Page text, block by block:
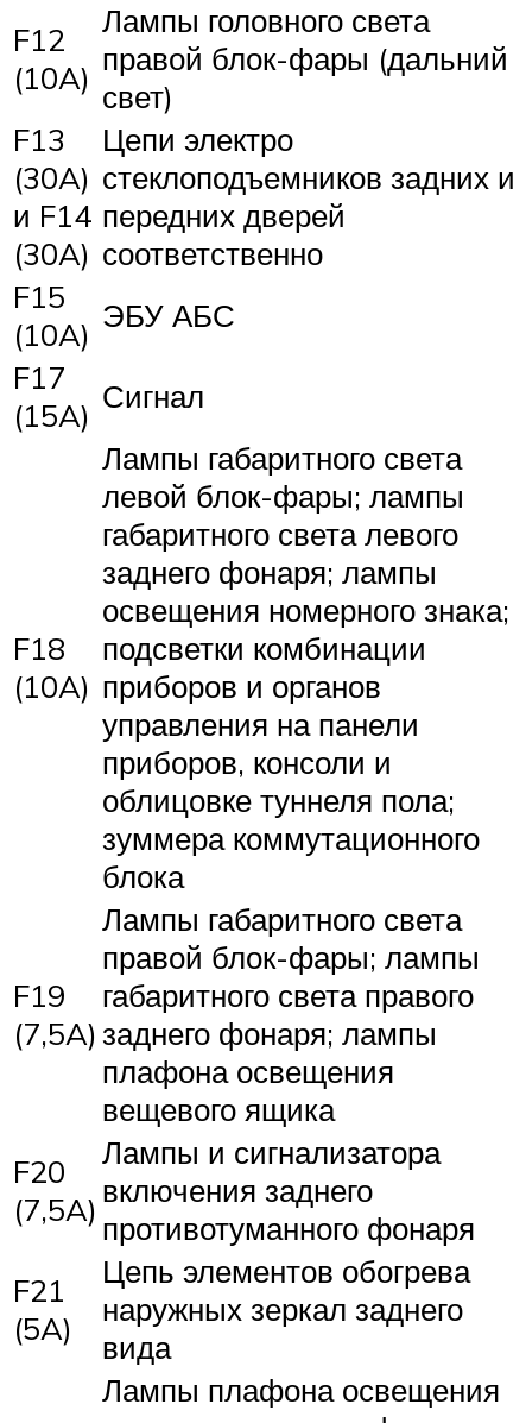
F12
(10A)
Лампы головного света
правой блок-фары (дальний
свет)
F13
(30A)
и F14
(30A)
Цепи электро
стеклоподъемников задних и
передних дверей
соответственно
F15
(10A) ЭБУ АБС
F17
(15A) Сигнал
F18
(10A)
Лампы габаритного света
левой блок-фары; лампы
габаритного света левого
заднего фонаря; лампы
освещения номерного знака;
подсветки комбинации
приборов и органов
управления на панели
приборов, консоли и
облицовке туннеля пола;
зуммера коммутационного
блока
F19
(7,5A)
Лампы габаритного света
правой блок-фары; лампы
габаритного света правого
заднего фонаря; лампы
плафона освещения
вещевого ящика
F20
(7,5A)
Лампы и сигнализатора
включения заднего
противотуманного фонаря
F21
(5A)
Цепь элементов обогрева
наружных зеркал заднего
вида
Лампы плафона освещения